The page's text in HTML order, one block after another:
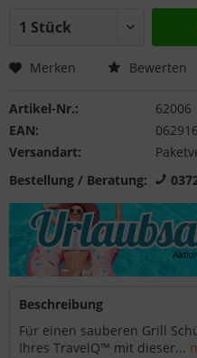
Merken Bewerten
Artikel-Nr.:
62006
EAN:
Versandart:
Bestellung / Beratung:
Beschreibung
Für einen sauberen Grill
Ihres TravelQ™ mit dieser...